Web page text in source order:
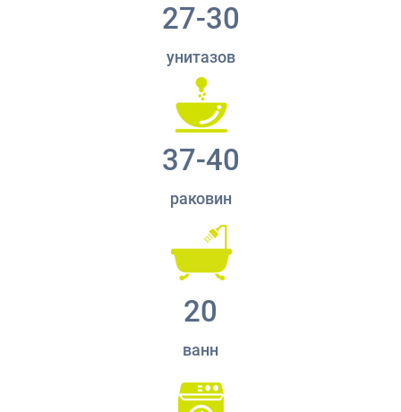
27-30
унитазов
37-40
раковин
20
ванн